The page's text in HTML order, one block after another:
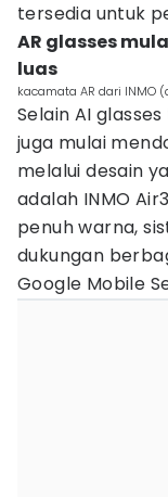
tersedia untuk
AR glasses
luas
kacamata AR dari INMO
Selain AI
juga mulai
melalui desain
adalah INMO
penuh warna,
dukungan
Google Mobile